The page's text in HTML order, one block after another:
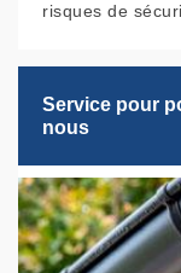
risques de
Service pour
nous